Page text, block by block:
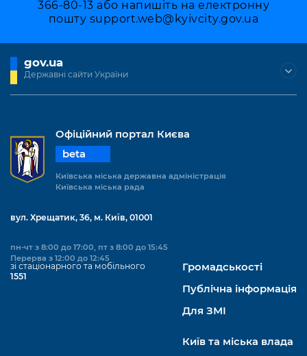
366-80-13 або напишіть на електронну
пошту support.web@kyivcity.gov.ua
gov.ua
Державні сайти України
Офіційний портал Києва
beta
Київська міська державна адміністрація
Київська міська рада
вул. Хрещатик, 36, м. Київ, 01001
пн-чт з 8:00 до 17:00, пт з 8:00 до 15:45
Перерва з 12:00 до 12:45
зі стаціонарного та мобільного
1551
Громадськості
Публічна інформація
Для ЗМІ
Київ та міська влада